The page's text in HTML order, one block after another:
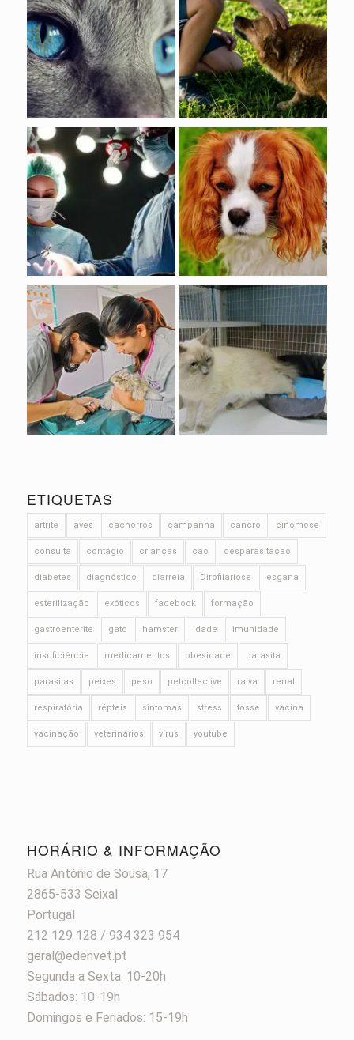
ETIQUETAS
artrite aves cachorros campanha cancro cinomose
consulta contágio crianças cão desparasitação
diabetes diagnóstico diarreia Dirofilariose esgana
esterilização exóticos facebook formação
gastroenterite gato hamster idade imunidade
insuficiência medicamentos obesidade parasita
parasitas peixes peso petcollective raiva renal
respiratória répteis sintomas stress tosse vacina
vacinação veterinários vírus youtube
HORÁRIO & INFORMAÇÃO
Rua António de Sousa, 17
2865-533 Seixal
Portugal
212 129 128 / 934 323 954
geral@edenvet.pt
Segunda a Sexta: 10-20h
Sábados: 10-19h
Domingos e Feriados: 15-19h